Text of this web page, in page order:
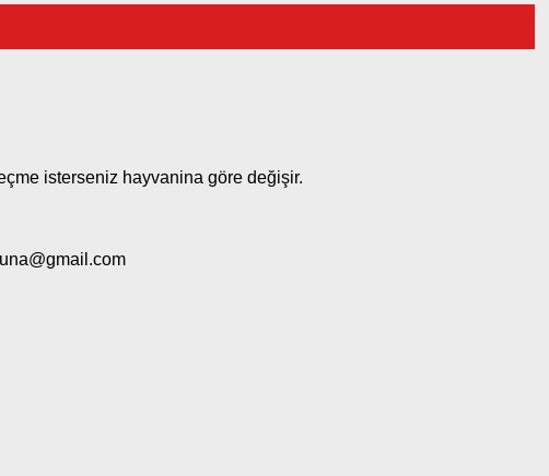
isterseniz hayvanina göre değişir.